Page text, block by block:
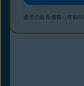
通常の延長価格（年額